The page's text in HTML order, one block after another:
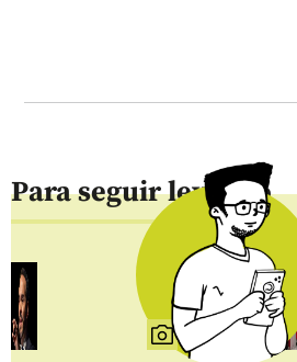
Para seguir leyendo